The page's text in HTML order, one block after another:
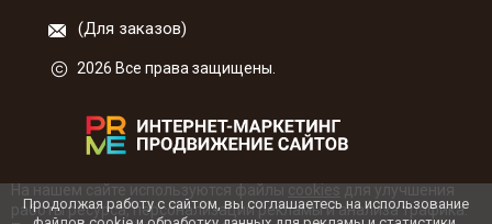
(Для заказов)
2026 Все права защищены.
На нашем сайте используются файлы cookies для улучшения
работы ресурса, персонализации рекламы и анализа трафика.
Продолжая работу с сайтом, вы соглашаетесь на использование